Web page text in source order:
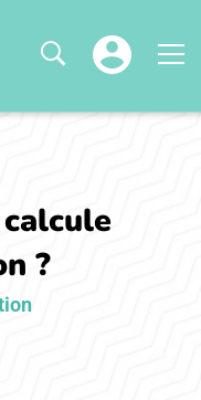
?